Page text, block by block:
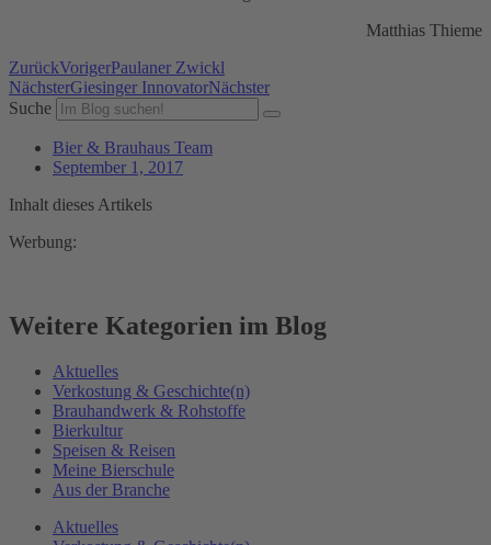
Matthias Thieme
ZurückVorigerPaulaner Zwickl
NächsterGiesinger InnovatorNächster
Suche
Bier & Brauhaus Team
September 1, 2017
Inhalt dieses Artikels
Werbung:
Weitere Kategorien im Blog
Aktuelles
Verkostung & Geschichte(n)
Brauhandwerk & Rohstoffe
Bierkultur
Speisen & Reisen
Meine Bierschule
Aus der Branche
Aktuelles